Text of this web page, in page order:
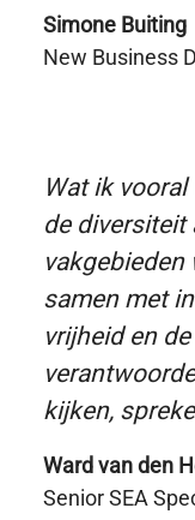
Simone Buiting
New Business
Wat ik
de diversiteit
vakgebieden
samen met
vrijheid en
kijken,
Ward van den
Senior SEA